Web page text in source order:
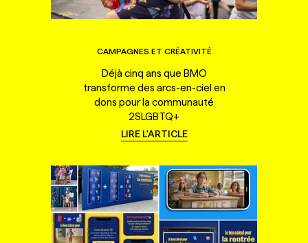
CAMPAGNES ET CRÉATIVITÉ
Déjà cinq ans que BMO
transforme des arcs-en-ciel en
dons pour la communauté
2SLGBTQ+
LIRE L'ARTICLE